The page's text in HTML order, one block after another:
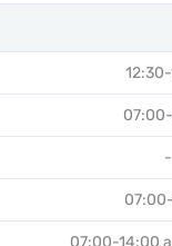
-
07:00-14:00